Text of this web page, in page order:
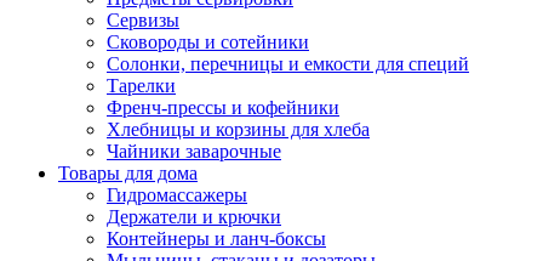
Сервизы
Сковороды и сотейники
Солонки, перечницы и емкости для специй
Тарелки
Френч-прессы и кофейники
Хлебницы и корзины для хлеба
Чайники заварочные
Товары для дома
Гидромассажеры
Держатели и крючки
Контейнеры и ланч-боксы